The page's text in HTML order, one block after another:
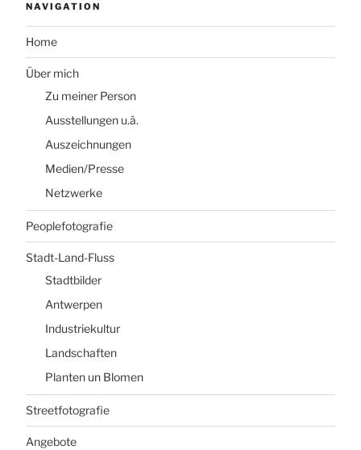
NAVIGATION
Home
Über mich
Zu meiner Person
Ausstellungen u.ä.
Auszeichnungen
Medien/Presse
Netzwerke
Peoplefotografie
Stadt-Land-Fluss
Stadtbilder
Antwerpen
Industriekultur
Landschaften
Planten un Blomen
Streetfotografie
Angebote